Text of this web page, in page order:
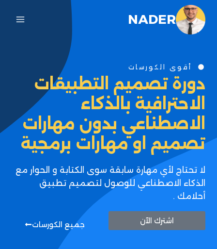
NADER
أقوى الكورسات
دورة تصميم التطبيقات
الاحترافية بالذكاء
الاصطناعي بدون مهارات
تصميم او مهارات برمجية
لا تحتاج لأي مهارة سابقة سوى الكتابة و الحوار مع
الذكاء الاصطناعي للوصول لتصميم تطبيق
أحلامك .
اشترك الآن جميع الكورسات